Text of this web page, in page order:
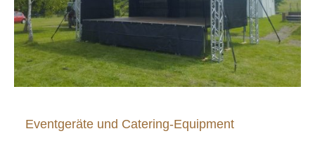
Eventgeräte und Catering-Equipment